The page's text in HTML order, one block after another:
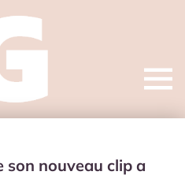
Open
son nouveau clip a